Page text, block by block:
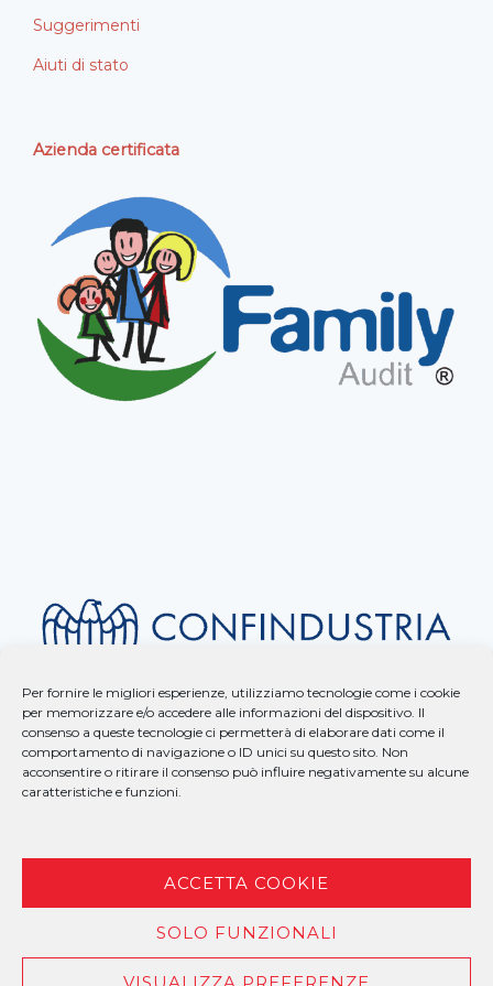
Per fornire le migliori esperienze, utilizziamo tecnologie come i cookie
per memorizzare e/o accedere alle informazioni del dispositivo. Il
consenso a queste tecnologie ci permetterà di elaborare dati come il
comportamento di navigazione o ID unici su questo sito. Non
acconsentire o ritirare il consenso può influire negativamente su alcune
caratteristiche e funzioni.
ACCETTA COOKIE
SOLO FUNZIONALI
VISUALIZZA PREFERENZE
Suggerimenti
Aiuti di stato
Azienda certificata
PRIVACY| MADE BYLARIN